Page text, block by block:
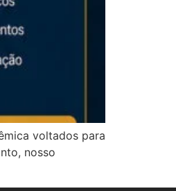
voltados para
nosso